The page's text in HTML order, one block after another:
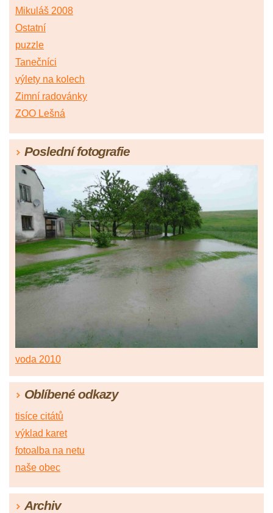
Mikuláš 2008
Ostatní
puzzle
Tanečníci
výlety na kolech
Zimní radovánky
ZOO Lešná
Poslední fotografie
voda 2010
Oblíbené odkazy
tisíce citátů
výklad karet
fotoalba na netu
naše obec
Archiv